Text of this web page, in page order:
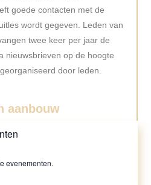
goede contacten met de
wordt gegeven. Leden van
twee keer per jaar de
nieuwsbrieven op de hoogte
door leden.
aanbouw
evenementen.